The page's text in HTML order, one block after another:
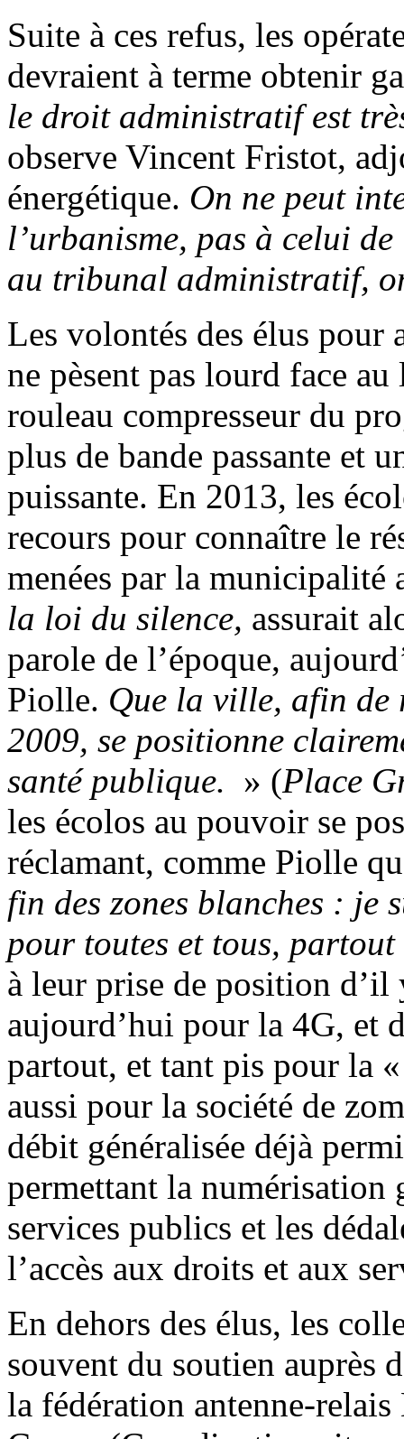
Suite à ces refus, les
devraient à terme obtenir
le droit administratif est
observe Vincent Fristot,
énergétique. On ne peut
l’urbanisme, pas à celui
au tribunal administratif,
Les volontés des élus pour
ne pèsent pas lourd face
rouleau compresseur du
plus de bande passante et
puissante. En 2013, les
recours pour connaître le
menées par la
la loi du silence, assurait
parole de l’époque,
Piolle. Que la ville, afin de
2009, se positionne
santé publique. » (Place
les écolos au pouvoir se
réclamant, comme Piolle
fin des zones blanches : je
pour toutes et tous, partout
à leur prise de position d’il
aujourd’hui pour la 4G, et
partout, et tant pis pour la
aussi pour la société de
débit généralisée déjà
permettant la numérisation
services publics et les
l’accès aux droits et aux
En dehors des élus, les
souvent du soutien auprès
la fédération antenne-